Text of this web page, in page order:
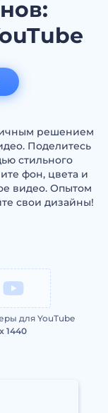
решением
Поделитесь
стильного
фон, цвета и
видео. Опытом
свои дизайны!
для YouTube
1440